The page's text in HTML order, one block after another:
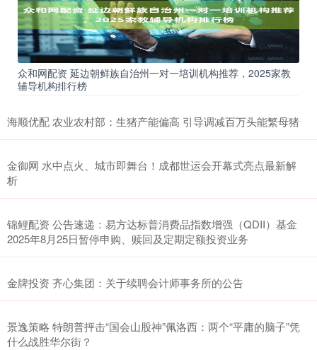
众和网配资 延边朝鲜族自治州一对一培训机构推荐，2025家教
辅导机构排行榜
海顺优配 农业农村部：生猪产能偏高 引导调减百万头能繁母猪
金御网 水中点火、城市即舞台！成都世运会开幕式亮点最新解
析
锦鲤配资 公告速递：易方达标普消费品指数增强（QDII）基金
2025年8月25日暂停申购、赎回及定期定额投资业务
金牌投资 齐心集团：关于续聘会计师事务所的公告
景逸策略 特朗普抨击“国会山股神”佩洛西：两个“平庸的脑子”凭
什么战胜华尔街？